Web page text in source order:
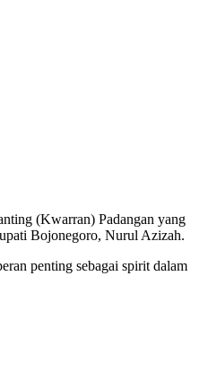
(Kwarran) Padangan yang
Bojonegoro, Nurul Azizah.
penting sebagai spirit dalam